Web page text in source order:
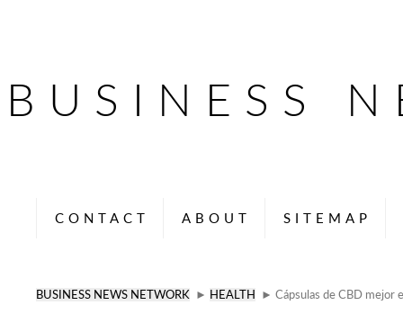
BUSINESS
CONTACT ABOUT SITEMAP
BUSINESS NEWS NETWORK ► HEALTH ► Cápsulas de CBD mejor